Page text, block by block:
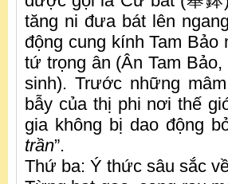
tăng ni đưa bát lên
động cung kính Tam
tứ trọng ân (Ân Tam
sinh). Trước những
bẫy của thị phi nơi thế
gia không bị dao động
trần”.
Thứ ba: Ý thức sâu sắc